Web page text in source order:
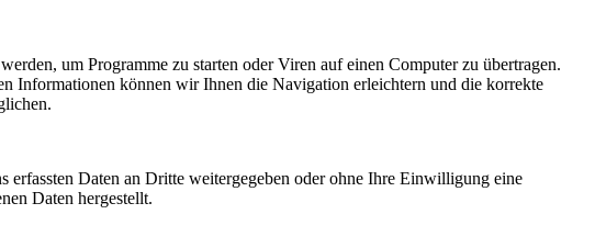
um Programme zu starten oder Viren auf einen Computer zu übertragen.
Informationen können wir Ihnen die Navigation erleichtern und die korrekte
erfassten Daten an Dritte weitergegeben oder ohne Ihre Einwilligung eine
Daten hergestellt.